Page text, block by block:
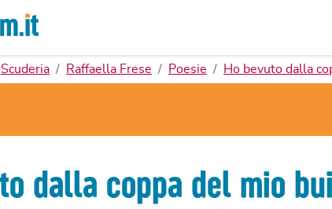
Scuderia Raffaella Frese Poesie Ho bevuto dalla
dalla coppa del mio